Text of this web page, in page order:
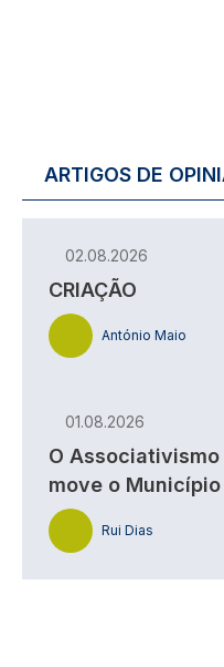
ARTIGOS DE
02.08.2026
CRIAÇÃO
António Maio
01.08.2026
O
move o Município
Rui Dias